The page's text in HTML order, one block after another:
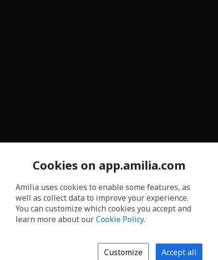
Cookies on app.amilia.com
Amilia uses cookies to enable some features, as
well as collect data to improve your experience.
You can customize which cookies you accept and
learn more about ourCookie Policy.
Customize Accept all